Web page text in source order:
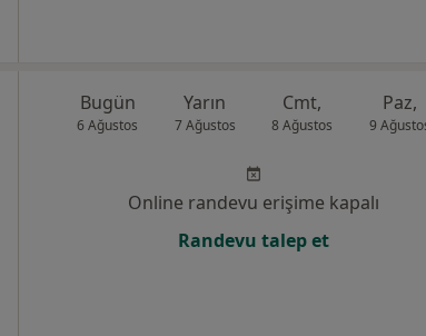
Bugün
6 Ağustos
Yarın
7 Ağustos
Cmt,
8 Ağustos
Paz,
9
Online randevu erişime kapalı
Randevu talep et